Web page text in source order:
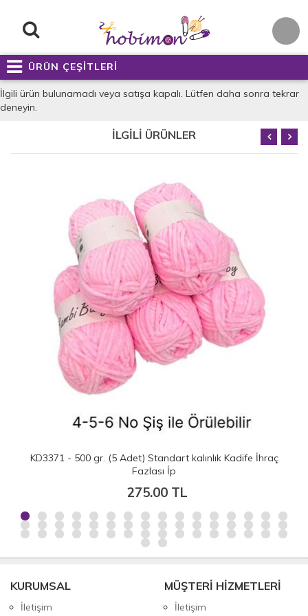
ÜRÜN ÇEŞİTLERİ
İlgili ürün bulunamadı veya satışa kapalı. Lütfen daha sonra tekrar
deneyin.
İLGİLİ ÜRÜNLER
KD3371 - 500 gr. (5 Adet) Standart kalınlık Kadife İhraç
Fazlası İp
275.00 TL
KURUMSAL
İletişim
MÜŞTERİ HİZMETLERİ
İletişim